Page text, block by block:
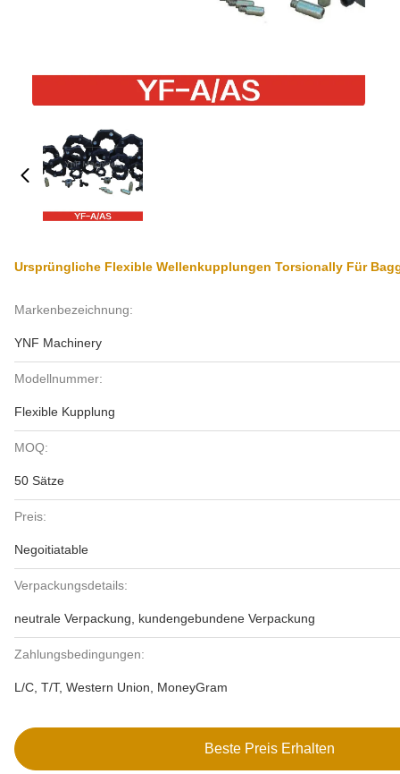
Ursprüngliche Flexible Wellenkupplungen Torsionally Für
Markenbezeichnung:
YNF Machinery
Modellnummer:
Flexible Kupplung
MOQ:
50 Sätze
Preis:
Negoitiatable
Verpackungsdetails:
neutrale Verpackung, kundengebundene Verpackung
Zahlungsbedingungen:
L/C, T/T, Western Union, MoneyGram
Beste Preis Erhalten